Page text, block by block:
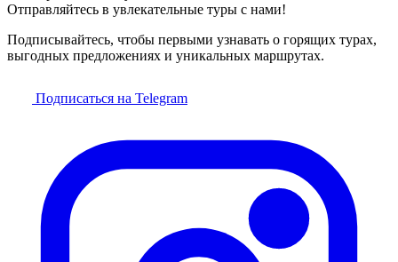
Отправляйтесь в увлекательные туры с нами!
Подписывайтесь, чтобы первыми узнавать о горящих турах,
выгодных предложениях и уникальных маршрутах.
Подписаться на Telegram